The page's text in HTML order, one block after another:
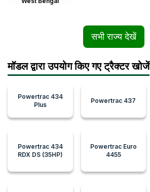
सभी राज्य देखें
मॉडल द्वारा उपयोग किए गए ट्रैक्टर खोजें
Powertrac 434
Plus
Powertrac 437
Powertrac 434
RDX DS (35HP)
Powertrac Euro
4455